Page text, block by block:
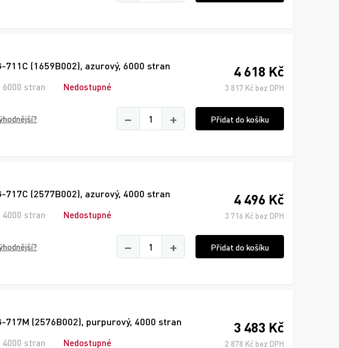
711C (1659B002), azurový, 6000 stran
6000 stran Nedostupné
4 618 Kč
3 817 Kč bez DPH
− + Přidat do košíku
717C (2577B002), azurový, 4000 stran
4000 stran Nedostupné
4 496 Kč
3 716 Kč bez DPH
− + Přidat do košíku
717M (2576B002), purpurový, 4000 stran
4000 stran Nedostupné
3 483 Kč
2 878 Kč bez DPH